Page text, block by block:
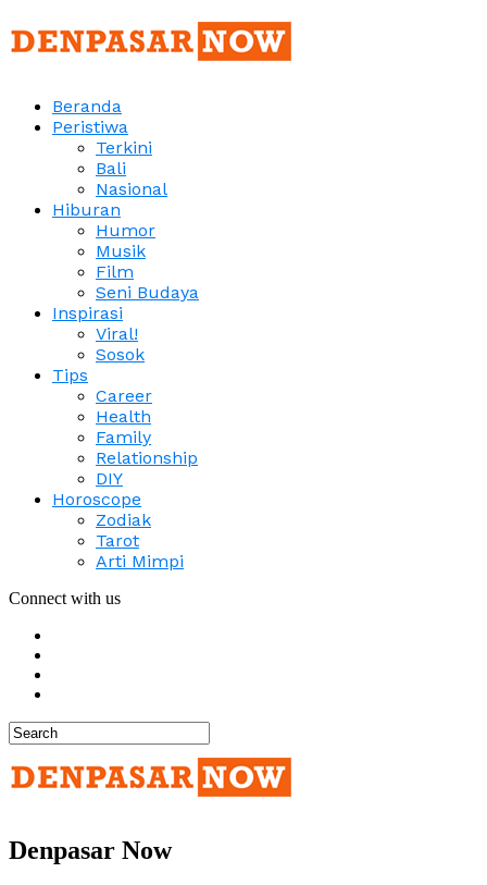
Beranda
Peristiwa
Terkini
Bali
Nasional
Hiburan
Humor
Musik
Film
Seni Budaya
Inspirasi
Viral!
Sosok
Tips
Career
Health
Family
Relationship
DIY
Horoscope
Zodiak
Tarot
Arti Mimpi
Connect with us
Denpasar Now